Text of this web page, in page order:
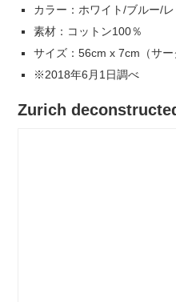
カラー：ホワイト/ブルー/レ
素材：コットン100％
サイズ：56cm x 7cm（サー
※2018年6月1日調べ
Zurich